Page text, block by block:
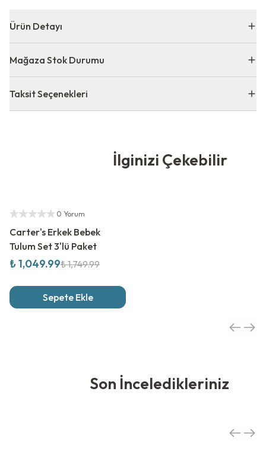
Ürün Detayı
Mağaza Stok Durumu
Taksit Seçenekleri
İlginizi Çekebilir
Yetkili Satıcı
0 Yorum
Carter's Erkek Bebek
Tulum Set 3'lü Paket
₺ 1,049.99₺ 1,749.99
Sepete Ekle
Son İnceledikleriniz